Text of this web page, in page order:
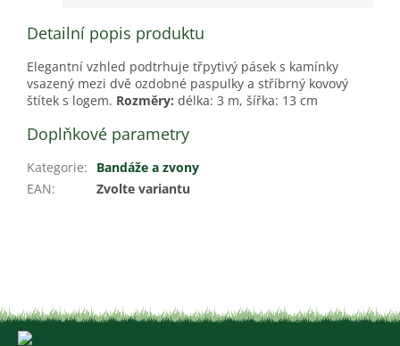
Detailní popis produktu
Elegantní vzhled podtrhuje třpytivý pásek s kamínky
vsazený mezi dvě ozdobné paspulky a stříbrný kovový
štítek s logem. Rozměry: délka: 3 m, šířka: 13 cm
Doplňkové parametry
Kategorie:
Bandáže a zvony
EAN: Zvolte variantu